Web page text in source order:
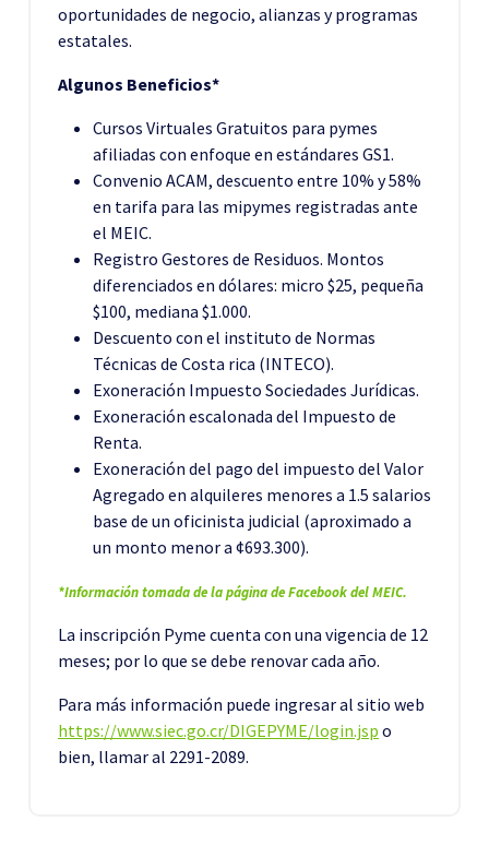
oportunidades de negocio, alianzas y programas
estatales.
Algunos Beneficios*
Cursos Virtuales Gratuitos para pymes
afiliadas con enfoque en estándares GS1.
Convenio ACAM, descuento entre 10% y 58%
en tarifa para las mipymes registradas ante
el MEIC.
Registro Gestores de Residuos. Montos
diferenciados en dólares: micro $25, pequeña
$100, mediana $1.000.
Descuento con el instituto de Normas
Técnicas de Costa rica (INTECO).
Exoneración Impuesto Sociedades Jurídicas.
Exoneración escalonada del Impuesto de
Renta.
Exoneración del pago del impuesto del Valor
Agregado en alquileres menores a 1.5 salarios
base de un oficinista judicial (aproximado a
un monto menor a ¢693.300).
*Información tomada de la página de Facebook del MEIC.
La inscripción Pyme cuenta con una vigencia de 12
meses; por lo que se debe renovar cada año.
Para más información puede ingresar al sitio web
https://www.siec.go.cr/DIGEPYME/login.jsp o
bien, llamar al 2291-2089.